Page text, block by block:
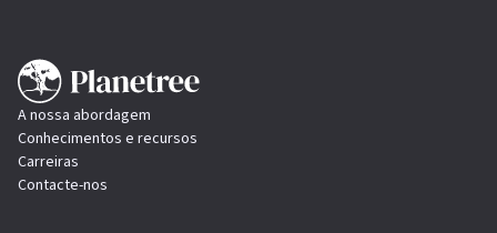
A nossa abordagem
Conhecimentos e recursos
Carreiras
Contacte-nos